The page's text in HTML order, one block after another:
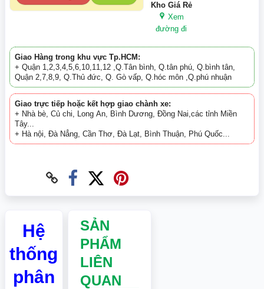
Kho Giá Rẻ
Xem
đường đi
Giao Hàng trong khu vực Tp.HCM:
+ Quận 1,2,3,4,5,6,10,11,12 ,Q.Tân bình, Q.tân phú, Q.bình tân,
Quận 2,7,8,9, Q.Thủ đức, Q. Gò vấp, Q.hóc môn ,Q.phú nhuận
Giao trực tiếp hoặc kết hợp giao chành xe:
+ Nhà bè, Củ chi, Long An, Bình Dương, Đồng Nai,các tỉnh Miền
Tây...
+ Hà nội, Đà Nẳng, Cần Thơ, Đà Lạt, Bình Thuận, Phú Quốc...
Hệ
thống
phân
SẢN
PHẨM
LIÊN
QUAN